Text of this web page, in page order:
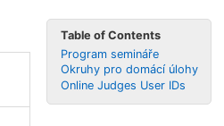
Table of Contents
Program semináře
Okruhy pro domácí úlohy
Online Judges User IDs